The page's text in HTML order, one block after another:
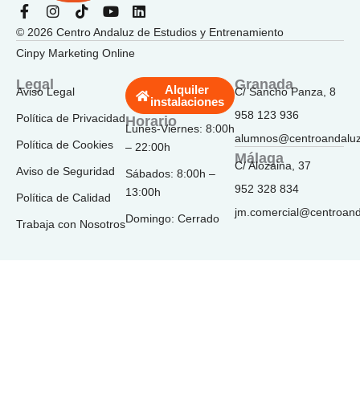
F
a
c
e
o
o
k
-
f
I
n
s
t
g
r
m
T
i
k
t
Y
u
t
L
n
d
i
n
© 2026 Centro Andaluz de Estudios y Entrenamiento
Cinpy Marketing Online
Legal
Aviso Legal
Política de Privacidad
Política de Cookies
Aviso de Seguridad
Política de Calidad
Trabaja con Nosotros
Horario
Lunes-Viernes: 8:00h
– 22:00h
Sábados: 8:00h –
13:00h
Domingo: Cerrado
Alquiler
instalaciones
Granada
C/ Sancho Panza, 8
958 123 936
Málaga
C/ Alozaina, 37
952 328 834